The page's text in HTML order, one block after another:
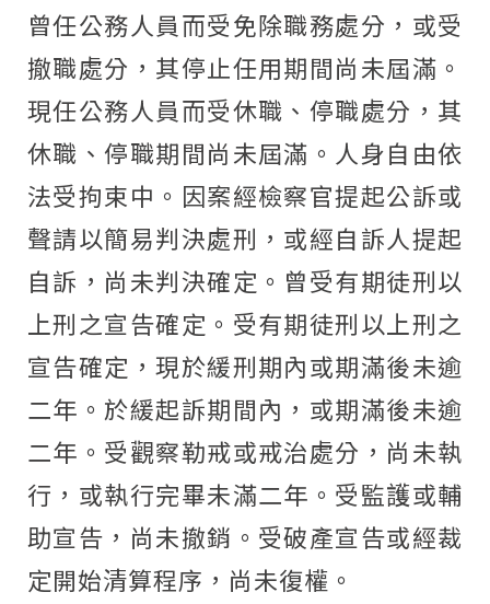
曾任公務人員而受免除職務處分，或受
撤職處分，其停止任用期間尚未屆滿。
現任公務人員而受休職、停職處分，其
休職、停職期間尚未屆滿。人身自由依
法受拘束中。因案經檢察官提起公訴或
聲請以簡易判決處刑，或經自訴人提起
自訴，尚未判決確定。曾受有期徒刑以
上刑之宣告確定。受有期徒刑以上刑之
宣告確定，現於緩刑期內或期滿後未逾
二年。於緩起訴期間內，或期滿後未逾
二年。受觀察勒戒或戒治處分，尚未執
行，或執行完畢未滿二年。受監護或輔
助宣告，尚未撤銷。受破產宣告或經裁
定開始清算程序，尚未復權。